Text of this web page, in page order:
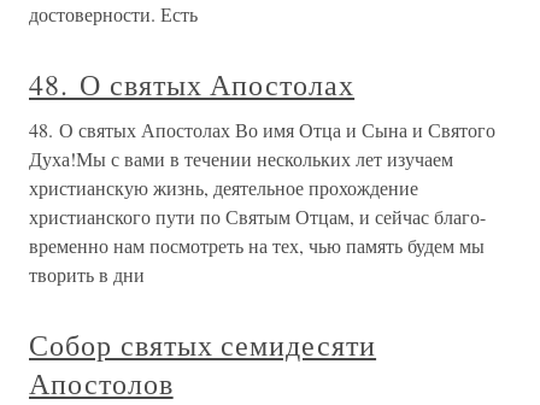
достоверности. Есть
48. О святых Апостолах
48. О святых Апостолах Во имя Отца и Сына и Святого
Духа!Мы с вами в течении нескольких лет изучаем
христианскую жизнь, деятельное прохождение
христианского пути по Святым Отцам, и сейчас благо-
временно нам посмотреть на тех, чью память будем мы
творить в дни
Собор святых семидесяти
Апостолов